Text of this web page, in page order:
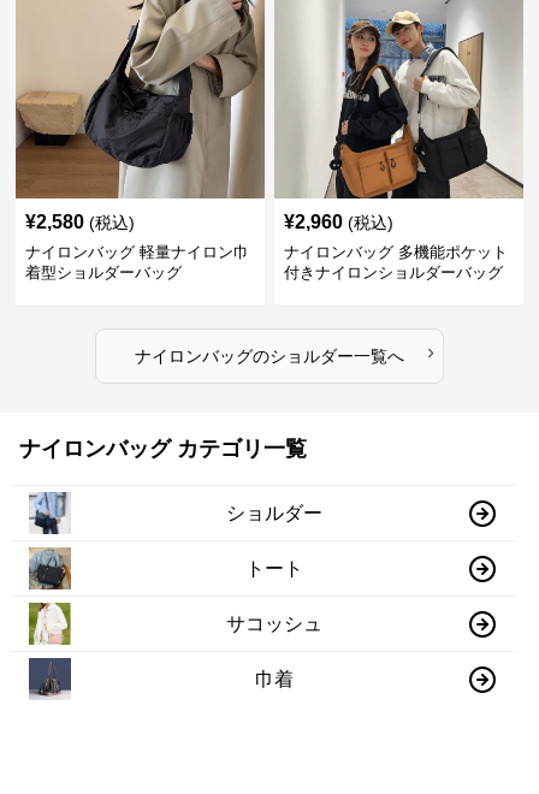
¥2,580 (税込)
ナイロンバッグ 軽量ナイロン巾
着型ショルダーバッグ
¥2,960 (税込)
ナイロンバッグ 多機能ポケット
付きナイロンショルダーバッグ
ナイロンバッグのショルダー一覧へ ›
ナイロンバッグ カテゴリ一覧
ショルダー
トート
サコッシュ
巾着